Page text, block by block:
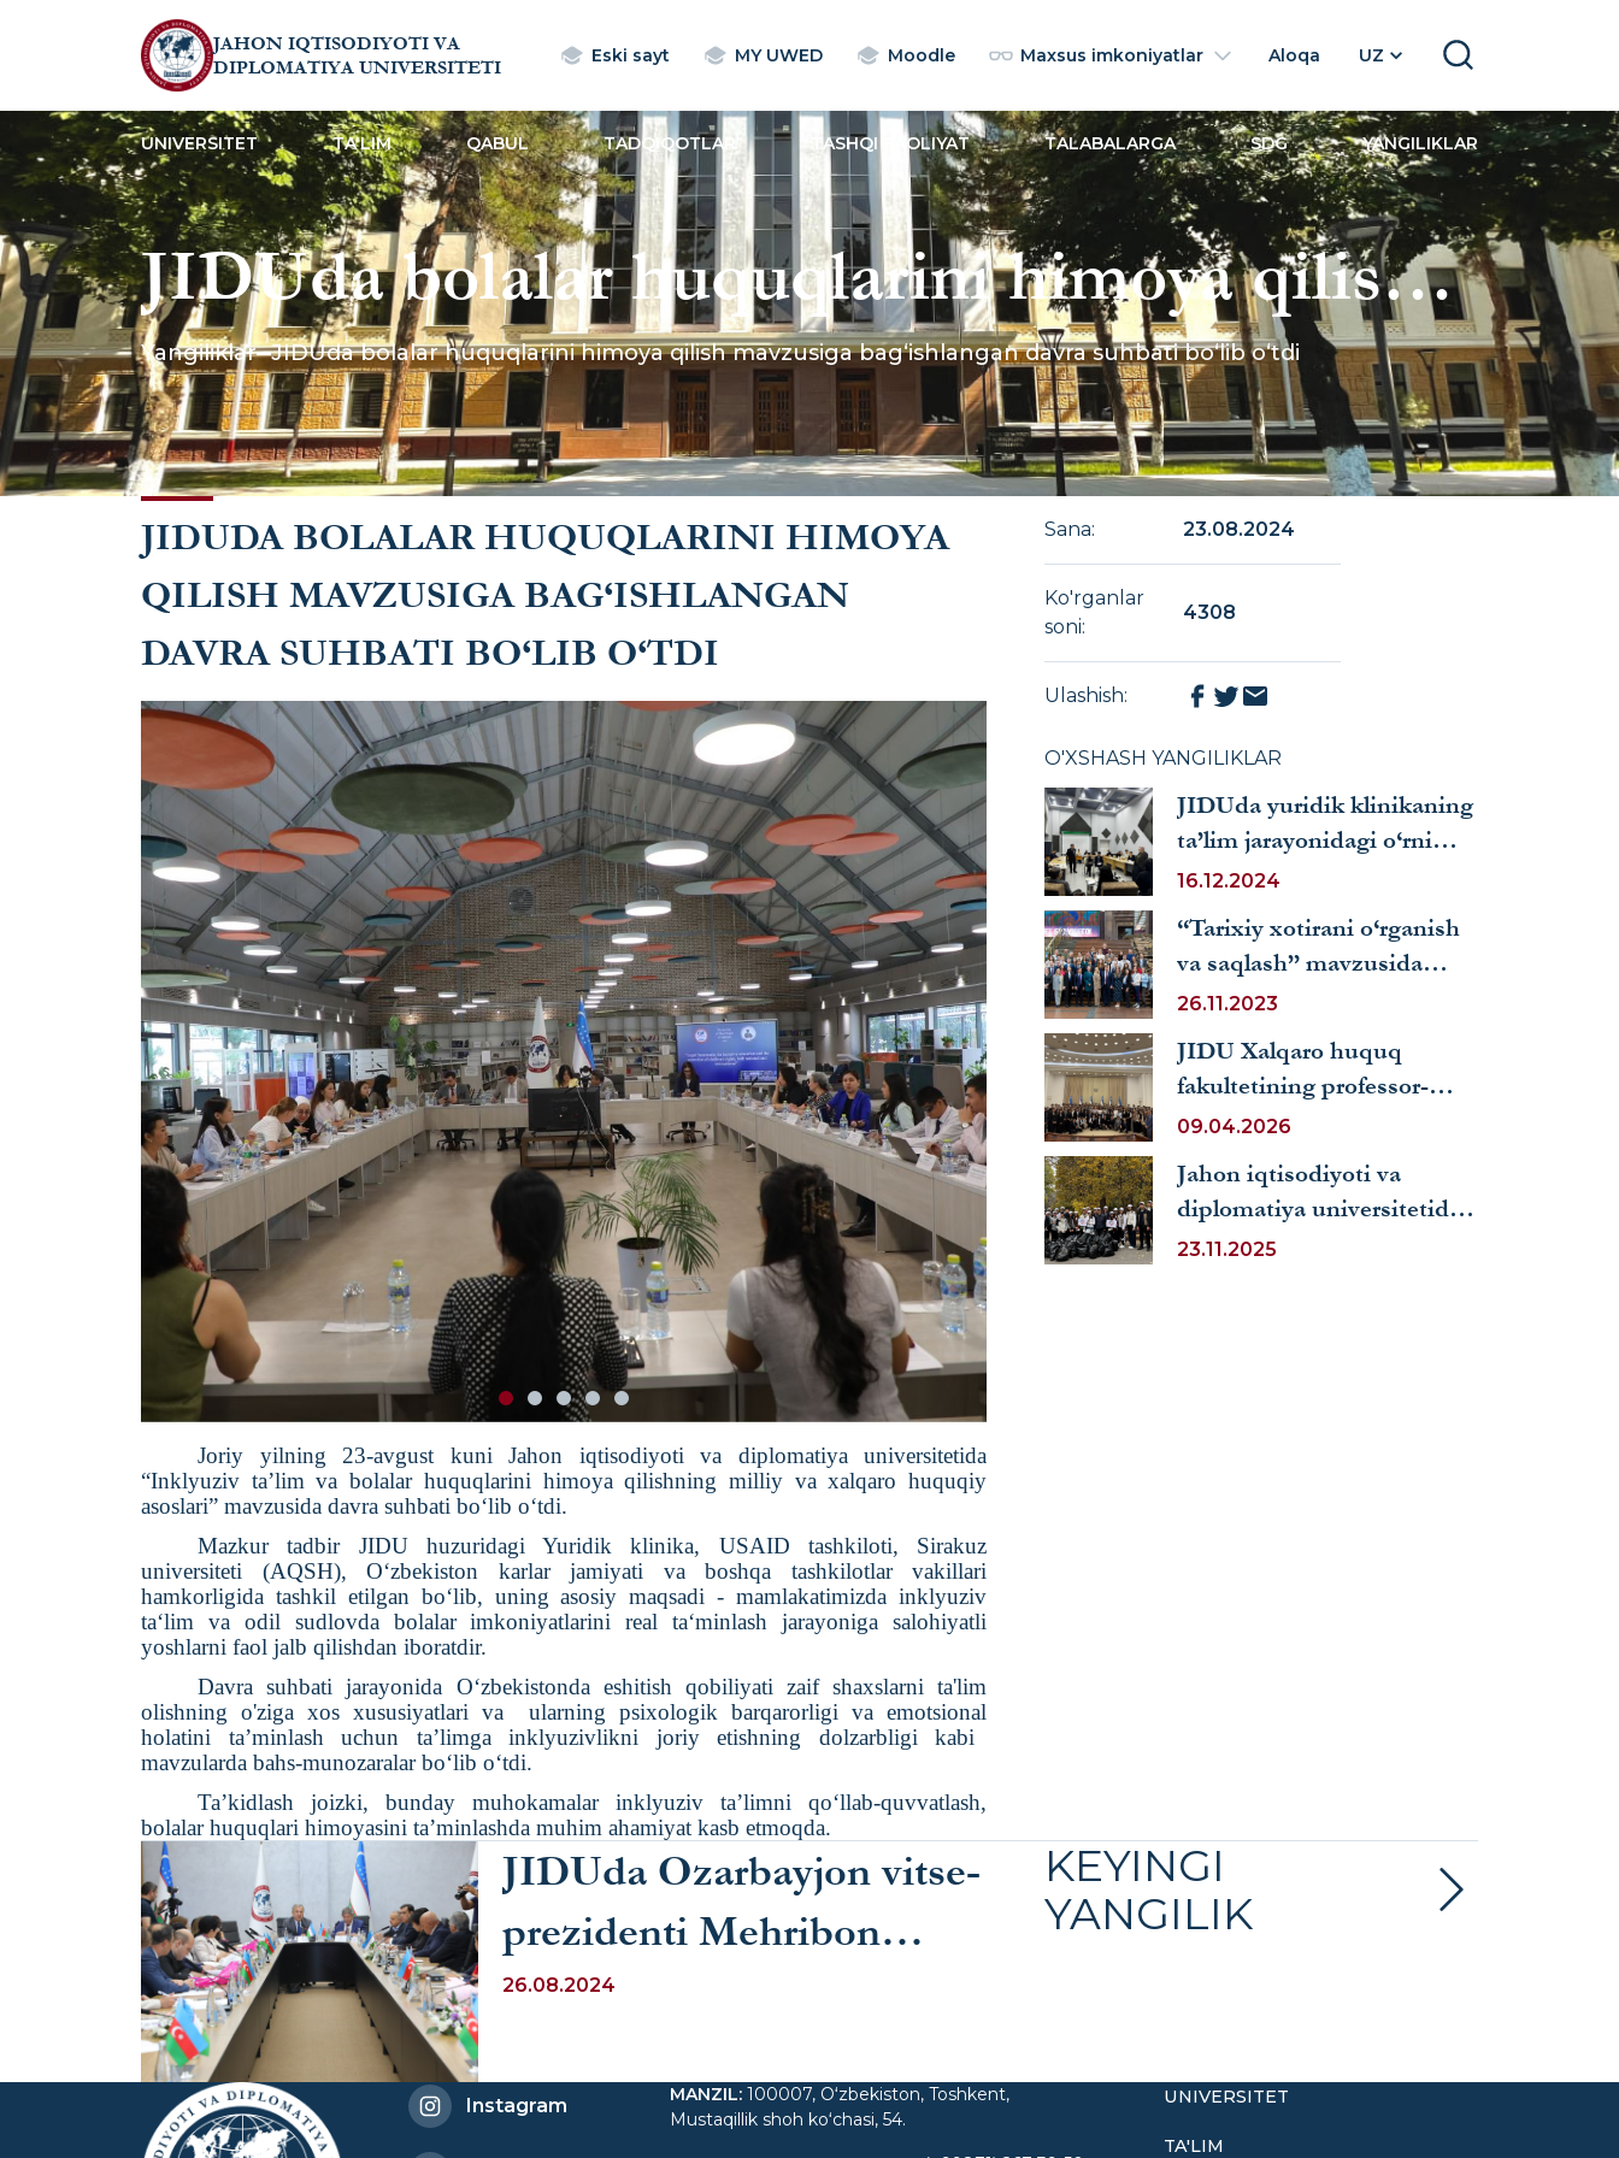
JAHON IQTISODIYOTI VA
DIPLOMATIYA UNIVERSITETI
Eski sayt MY UWED Moodle Maxsus imkoniyatlar Aloqa UZ SEARCH
UNIVERSITET TA'LIM QABUL TADQIQOTLAR TASHQI FAOLIYAT TALABALARGA SDG YANGILIKLAR
JIDUda bolalar huquqlarini himoya qilish
mavzusiga bag‘ishlangan davra suhbati
bo‘lib o‘tdi
Yangiliklar JIDUda bolalar huquqlarini himoya qilish mavzusiga bag‘ishlangan davra suhbati bo‘lib o‘tdi
JIDUDA BOLALAR HUQUQLARINI HIMOYA
QILISH MAVZUSIGA BAG‘ISHLANGAN
DAVRA SUHBATI BO‘LIB O‘TDI
Joriy yilning 23-avgust kuni
Jahon iqtisodiyoti va diplomatiya universitetida
“Inklyuziv ta’lim va bolalar huquqlarini himoya qilishning milliy va xalqaro huquqiy
asoslari” mavzusida davra suhbati bo‘lib o‘tdi.
Mazkur tadbir
JIDU huzuridagi Yuridik klinika, USAID tashkiloti, Sirakuz
universiteti (AQSH), O‘zbekiston karlar jamiyati va boshqa tashkilotlar vakillari
hamkorligida tashkil etilgan bo‘lib, uning asosiy maqsadi - mamlakatimizda inklyuziv
ta‘lim va odil sudlovda bolalar imkoniyatlarini real ta‘minlash jarayoniga salohiyatli
yoshlarni faol jalb qilishdan iboratdir.
Davra suhbati jarayonida O‘zbekistonda eshitish qobiliyati zaif shaxslarni ta'lim
olishning o'ziga xos xususiyatlari va ularning psixologik barqarorligi vaemotsional
holatini ta’minlash uchun ta’limga inklyuzivlikni joriy etishning dolzarbligi
kabi
mavzularda bahs-munozaralar bo‘lib o‘tdi.
Ta’kidlash joizki, bunday muhokamalar inklyuziv ta’limni qo‘llab-quvvatlash,
bolalar huquqlari himoyasini ta’minlashda muhim ahamiyat kasb etmoqda.
Sana: 23.08.2024
Ko'rganlar
soni:
4308
Ulashish:
O'XSHASH YANGILIKLAR
JIDUda yuridik klinikaning
ta’lim jarayonidagi o‘rni
muhokama qilindi
16.12.2024
“Tarixiy xotirani o‘rganish
va saqlash” mavzusida
xalqaro anjuman tashkil
26.11.2023
JIDU Xalqaro huquq
fakultetining professor-
o‘qituvchilari mart oyida
09.04.2026
Jahon iqtisodiyoti va
diplomatiya universitetida
“Barqaror rivojlanish
23.11.2025
JIDUda Ozarbayjon vitse-
prezidenti Mehribon
Aliyevaga bag’ishlangan
26.08.2024
KEYINGI
YANGILIK
Instagram MANZIL: 100007, Oʻzbekiston, Toshkent,
Mustaqillik shoh koʻchasi, 54.
UNIVERSITET
TA'LIM